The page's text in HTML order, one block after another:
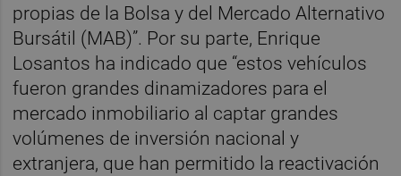
propias de la Bolsa y del Mercado Alternativo
Bursátil (MAB)”. Por su parte, Enrique
Losantos ha indicado que “estos vehículos
fueron grandes dinamizadores para el
mercado inmobiliario al captar grandes
volúmenes de inversión nacional y
extranjera, que han permitido la reactivación